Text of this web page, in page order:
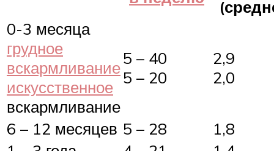
0-3 месяца
грудное
вскармливание
искусственное
вскармливание
5 – 40
5 – 20
2,9
2,0
6 – 12 месяцев 5 – 28
1,8